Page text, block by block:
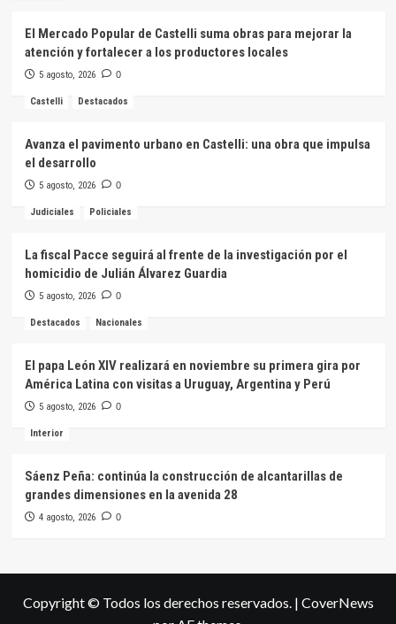
El Mercado Popular de Castelli suma obras para mejorar la
atención y fortalecer a los productores locales
5 agosto, 2026 0
Castelli Destacados
Avanza el pavimento urbano en Castelli: una obra que impulsa
el desarrollo
5 agosto, 2026 0
Judiciales Policiales
La fiscal Pacce seguirá al frente de la investigación por el
homicidio de Julián Álvarez Guardia
5 agosto, 2026 0
Destacados Nacionales
El papa León XIV realizará en noviembre su primera gira por
América Latina con visitas a Uruguay, Argentina y Perú
5 agosto, 2026 0
Interior
Sáenz Peña: continúa la construcción de alcantarillas de
grandes dimensiones en la avenida 28
4 agosto, 2026 0
Copyright © Todos los derechos reservados. | CoverNews